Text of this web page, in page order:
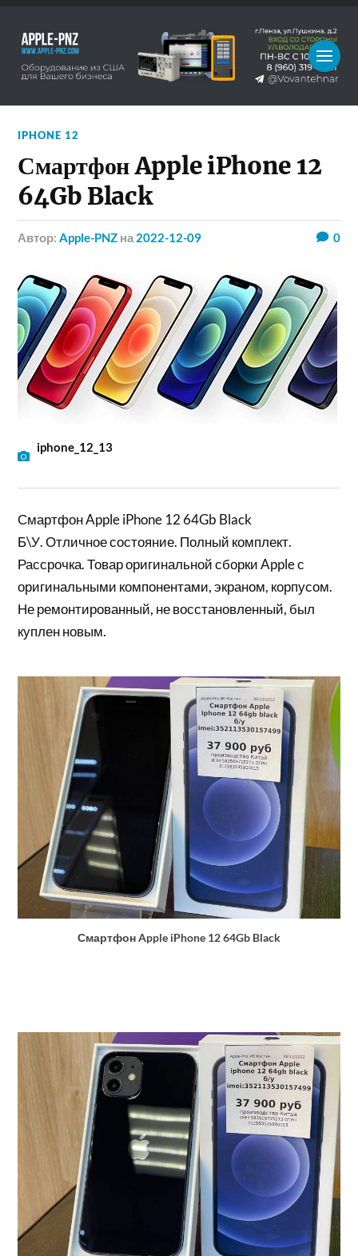
IPHONE 12
Смартфон Apple iPhone 12
64Gb Black
Автор:Apple-PNZ на 2022-12-09 0
iphone_12_13
Смартфон Apple iPhone 12 64Gb Black
Б\У. Отличное состояние. Полный комплект.
Рассрочка. Товар оригинальной сборки Apple с
оригинальными компонентами, экраном, корпусом.
Не ремонтированный, не восстановленный, был
куплен новым.
Смартфон Apple iPhone 12 64Gb Black